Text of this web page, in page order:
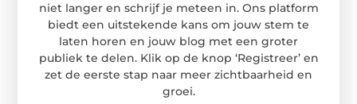
niet langer en schrijf je meteen in. Ons platform
biedt een uitstekende kans om jouw stem te
laten horen en jouw blog met een groter
publiek te delen. Klik op de knop ‘Registreer’ en
zet de eerste stap naar meer zichtbaarheid en
groei.